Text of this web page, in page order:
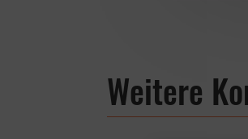
Weitere